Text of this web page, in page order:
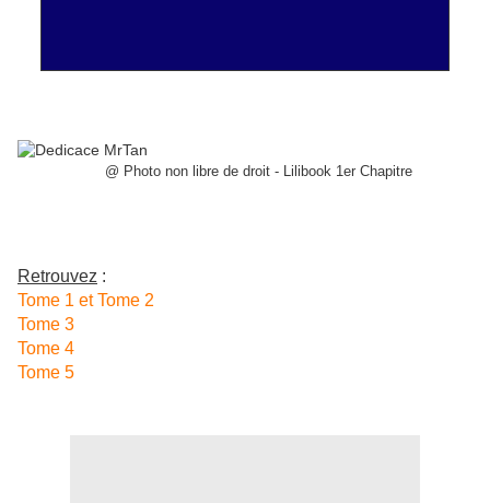
@ Photo non libre de droit - Lilibook 1er Chapitre
Retrouvez :
Tome 1 et Tome 2
Tome 3
Tome 4
Tome 5